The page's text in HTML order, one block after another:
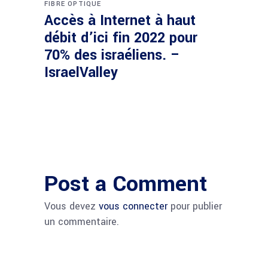
FIBRE OPTIQUE
Accès à Internet à haut
débit d’ici fin 2022 pour
70% des israéliens. –
IsraelValley
Post a Comment
Vous devez vous connecterpour publier
un commentaire.